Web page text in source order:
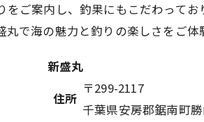
ご案内し、釣果にもこだわって
で海の魅力と釣りの楽しさをご体
新盛丸
住所
〒299-2117
千葉県安房郡鋸南町